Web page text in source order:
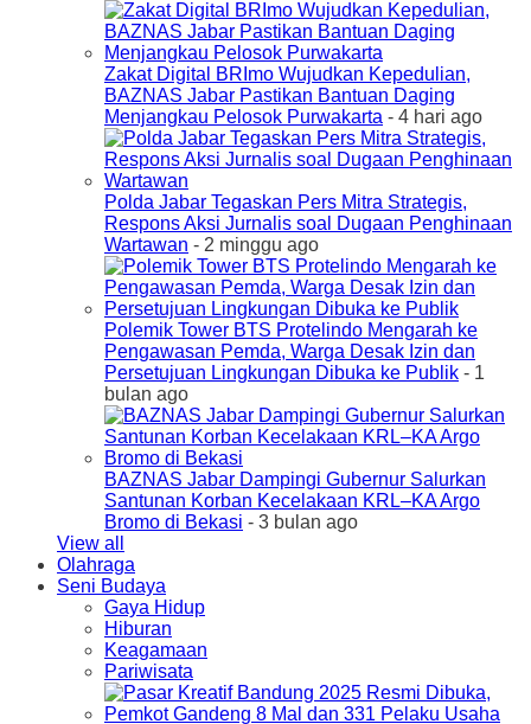
Zakat Digital BRImo Wujudkan Kepedulian,
BAZNAS Jabar Pastikan Bantuan Daging
Menjangkau Pelosok Purwakarta - 4 hari ago
Polda Jabar Tegaskan Pers Mitra Strategis,
Respons Aksi Jurnalis soal Dugaan Penghinaan
Wartawan - 2 minggu ago
Polemik Tower BTS Protelindo Mengarah ke
Pengawasan Pemda, Warga Desak Izin dan
Persetujuan Lingkungan Dibuka ke Publik - 1
bulan ago
BAZNAS Jabar Dampingi Gubernur Salurkan
Santunan Korban Kecelakaan KRL–KA Argo
Bromo di Bekasi - 3 bulan ago
View all
Olahraga
Seni Budaya
Gaya Hidup
Hiburan
Keagamaan
Pariwisata